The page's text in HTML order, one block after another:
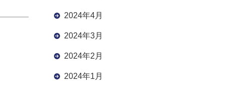
2024年4月
2024年3月
2024年2月
2024年1月